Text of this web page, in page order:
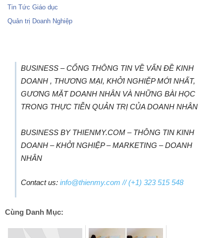
Tin Tức Giáo dục
Quản trị Doanh Nghiệp
BUSINESS – CỔNG THÔNG TIN VỀ VẤN ĐỀ KINH
DOANH , THƯƠNG MẠI, KHỞI NGHIỆP MỚI NHẤT,
GƯƠNG MẶT DOANH NHÂN VÀ NHỮNG BÀI HỌC
TRONG THỰC TIỄN QUẢN TRỊ CỦA DOANH NHÂN
BUSINESS BY THIENMY.COM – THÔNG TIN KINH
DOANH – KHỞI NGHIỆP – MARKETING – DOANH
NHÂN
Contact us: info@thienmy.com // (+1) 323 515 548
Cùng Danh Mục: